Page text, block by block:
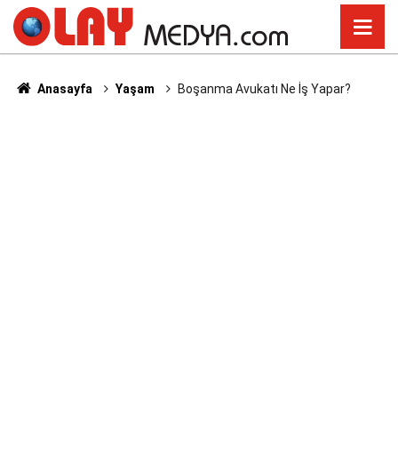
Anasayfa Yaşam Boşanma Avukatı Ne İş Yapar?